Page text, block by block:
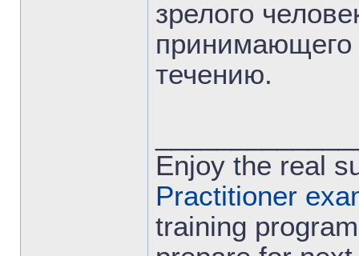
зрелого
течению.
Enjoy the real
Practitioner
training